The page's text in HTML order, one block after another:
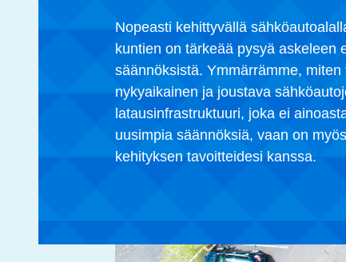
Nopeasti kehittyvällä
kuntien on tärkeää pysyä askeleen
säännöksistä. Ymmärrämme,
nykyaikainen ja joustava
latausinfrastruktuuri, joka ei
uusimpia säännöksiä, vaan on
kehityksen tavoitteidesi kanssa.